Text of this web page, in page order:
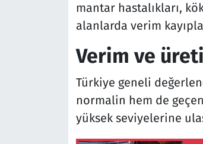
mantar hastalıkları,
alanlarda verim
Verim ve
Türkiye geneli
normalin hem de
yüksek seviyelerine